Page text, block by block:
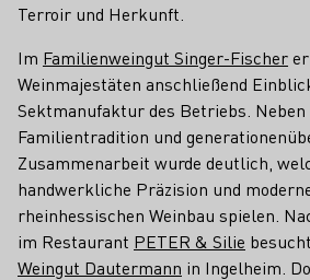
Terroir und Herkunft.
Im Familienweingut Singer-Fischer
Weinmajestäten anschließend
Sektmanufaktur des Betriebs.
Familientradition und
Zusammenarbeit wurde deutlich,
handwerkliche Präzision und
rheinhessischen Weinbau spielen.
im Restaurant PETER & Silie
Weingut Dautermann in Ingelheim.